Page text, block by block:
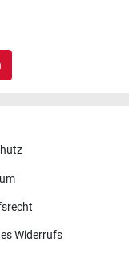
Widerrufs